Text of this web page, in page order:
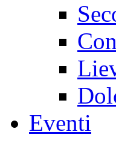
Eventi